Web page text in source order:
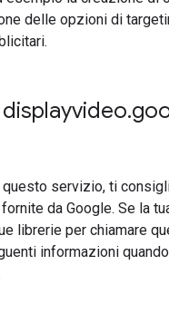
delle opzioni di
.
questo servizio, ti
fornite da Google. Se la
librerie per chiamare
informazioni